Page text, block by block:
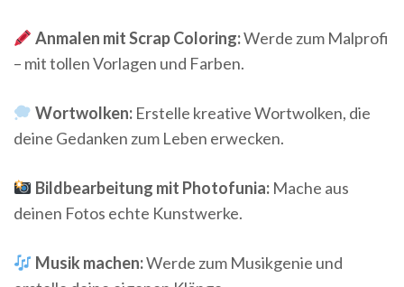
Anmalen mit Scrap Coloring:Werde zum Malprofi
– mit tollen Vorlagen und Farben.
Wortwolken:Erstelle kreative Wortwolken, die
deine Gedanken zum Leben erwecken.
Bildbearbeitung mit Photofunia:Mache aus
deinen Fotos echte Kunstwerke.
Musik machen:Werde zum Musikgenie und